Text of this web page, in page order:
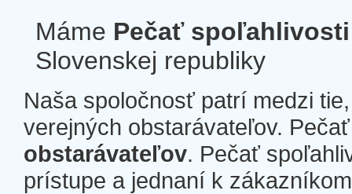
Máme Pečať spoľahlivosti
Slovenskej republiky
Naša spoločnosť patrí medzi
verejných obstarávateľov.
obstarávateľov. Pečať
prístupe a jednaní k